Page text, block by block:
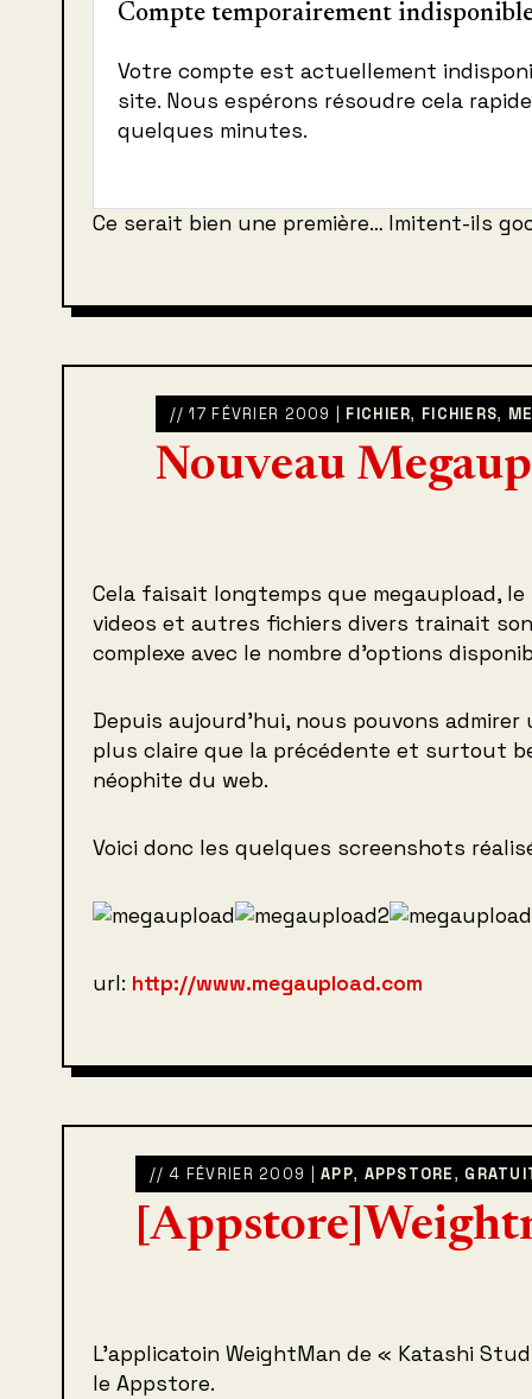
Compte temporairement
Votre compte est actuellement
site. Nous espérons résoudre cela
quelques minutes.
Ce serait bien une première… Imitent-ils
// 17 FÉVRIER 2009 | FICHIER, FICHIERS,
Nouveau
Cela faisait longtemps que megaupload,
videos et autres fichiers divers trainait
complexe avec le nombre d’options
Depuis aujourd’hui, nous pouvons
plus claire que la précédente et surtout
néophite du web.
Voici donc les quelques screenshots
url: http://www.megaupload.com
// 4 FÉVRIER 2009 |APP, APPSTORE,
L’applicatoin WeightMan de « Katashi
le Appstore.